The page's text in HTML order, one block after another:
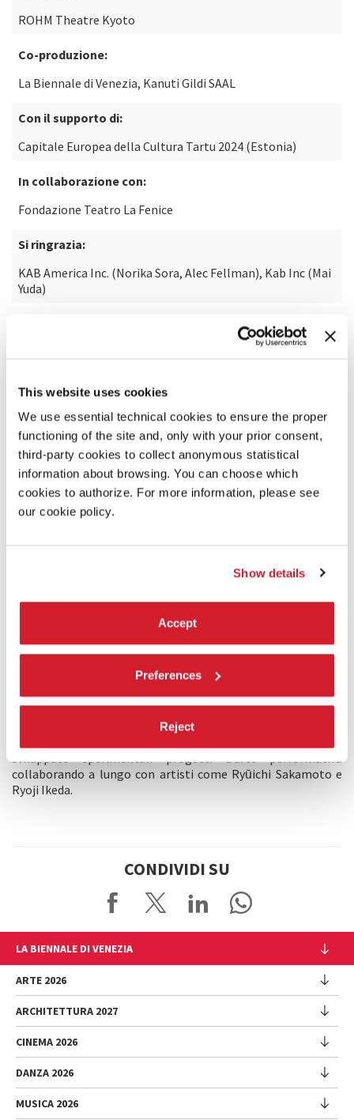
This website uses cookies
We use essential technical cookies to ensure the proper
functioning of the site and, only with your prior consent,
third-party cookies to collect anonymous statistical
information about browsing. You can choose which
cookies to authorize. For more information, please see
our cookie policy.
Show details
Accept
Preferences
Reject
ROHM Theatre Kyoto
Co-produzione:
La Biennale di Venezia, Kanuti Gildi SAAL
Con il supporto di:
Capitale Europea della Cultura Tartu 2024 (Estonia)
In collaborazione con:
Fondazione Teatro La Fenice
Si ringrazia:
KAB America Inc. (Norika Sora, Alec Fellman), Kab Inc (Mai
Yuda)
DESCRIZIONE
Shiro Takatani, cofondatore del collettivo artistico Dumb
Type, è autore diTangent, spettacolo sulle zone liminari che
visive e performative, Shiro Takatani attinge da arte, scienza
e tecnologia, per mostrarci la linea di tangenza che esiste
tra lo straordinario e l’ordinario.
Nella sua lunga carriera, iniziata nel 1984, Shiro Takatani ha
collaborando a lungo con artisti come Ryūichi Sakamoto e
Ryoji Ikeda.
CONDIVIDI SU
LA BIENNALE DI VENEZIA
L'Istituzione
Cariche istituzionali
Storia
Luoghi
Sponsorship
Sostenibilità ambientale
ARTE 2026
Esposizione
Intervento di Pietrangelo Buttafuoco
Intervento di Koyo Kouoh / La squadra di Koyo Kouoh
Partecipazioni Nazionali
ARCHITETTURA 2027
Mostra
Partecipazioni Nazionali (procedura)
Eventi Collaterali (procedura)
CINEMA 2026
Mostra
Venice Immersive
DANZA 2026
Festival
MUSICA 2026